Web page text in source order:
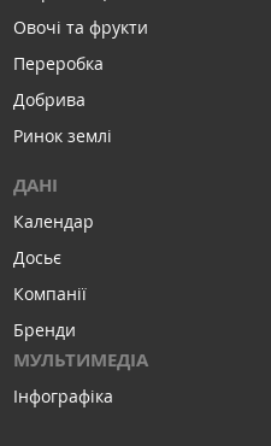
Овочі та фрукти
Переробка
Добрива
Ринок землі
ДАНІ
Календар
Досьє
Компанії
Бренди
МУЛЬТИМЕДІА
Інфографіка